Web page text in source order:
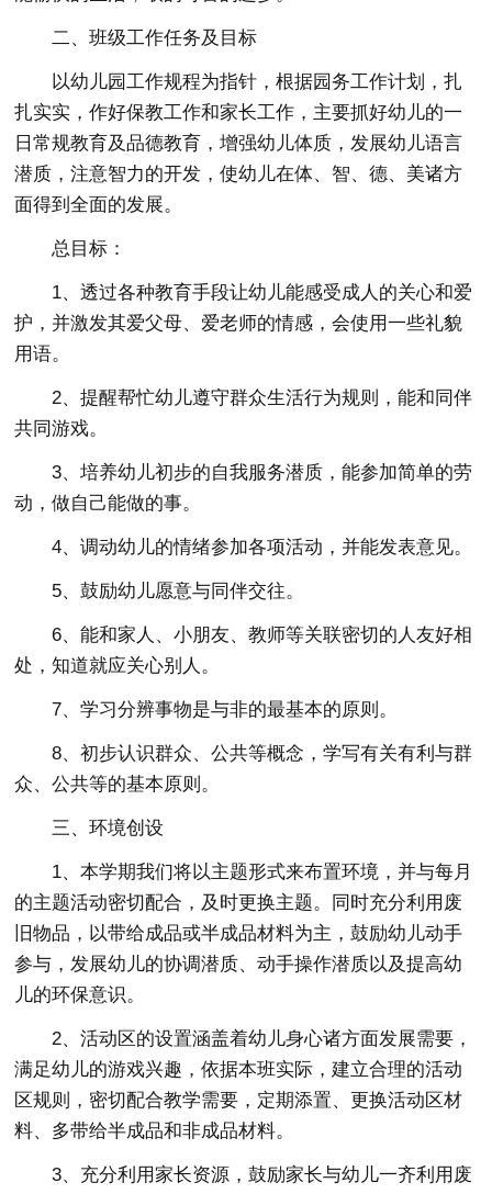
二、班级工作任务及目标
以幼儿园工作规程为指针，根据园务工作计划，扎
扎实实，作好保教工作和家长工作，主要抓好幼儿的一
日常规教育及品德教育，增强幼儿体质，发展幼儿语言
潜质，注意智力的开发，使幼儿在体、智、德、美诸方
面得到全面的发展。
总目标：
1、透过各种教育手段让幼儿能感受成人的关心和爱
护，并激发其爱父母、爱老师的情感，会使用一些礼貌
用语。
2、提醒帮忙幼儿遵守群众生活行为规则，能和同伴
共同游戏。
3、培养幼儿初步的自我服务潜质，能参加简单的劳
动，做自己能做的事。
4、调动幼儿的情绪参加各项活动，并能发表意见。
5、鼓励幼儿愿意与同伴交往。
6、能和家人、小朋友、教师等关联密切的人友好相
处，知道就应关心别人。
7、学习分辨事物是与非的最基本的原则。
8、初步认识群众、公共等概念，学写有关有利与群
众、公共等的基本原则。
三、环境创设
1、本学期我们将以主题形式来布置环境，并与每月
的主题活动密切配合，及时更换主题。同时充分利用废
旧物品，以带给成品或半成品材料为主，鼓励幼儿动手
参与，发展幼儿的协调潜质、动手操作潜质以及提高幼
儿的环保意识。
2、活动区的设置涵盖着幼儿身心诸方面发展需要，
满足幼儿的游戏兴趣，依据本班实际，建立合理的活动
区规则，密切配合教学需要，定期添置、更换活动区材
料、多带给半成品和非成品材料。
3、充分利用家长资源，鼓励家长与幼儿一齐利用废